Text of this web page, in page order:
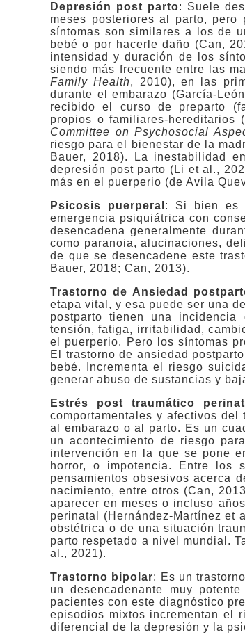
Depresión post parto: Suele
meses posteriores al parto,
síntomas son similares a los de
bebé o por hacerle daño (Can,
intensidad y duración de los
siendo más frecuente entre las
Family Health, 2010), en las
durante el embarazo (García-
recibido el curso de preparto
propios o familiares-
Committee on Psychosocial
riesgo para el bienestar de la
Bauer, 2018). La inestabilidad
depresión post parto (Li et al.,
más en el puerperio (de Avila
Psicosis puerperal : Si bien es
emergencia psiquiátrica con
desencadena generalmente
como paranoia, alucinaciones,
de que se desencadene este
Bauer, 2018; Can, 2013).
Trastorno de Ansiedad
etapa vital, y esa puede ser una
postparto tienen una incidencia
tensión, fatiga, irritabilidad,
el puerperio. Pero los síntomas
El trastorno de ansiedad
bebé. Incrementa el riesgo
generar abuso de sustancias y
Estrés post traumático
comportamentales y afectivos
al embarazo o al parto. Es un
un acontecimiento de riesgo
intervención en la que se pone
horror, o impotencia. Entre los
pensamientos obsesivos acerca
nacimiento, entre otros (Can,
aparecer en meses o incluso
perinatal (Hernández-Martínez et
obstétrica o de una situación
parto respetado a nivel mundial.
al., 2021).
Trastorno bipolar: Es un
un desencadenante muy
pacientes con este diagnóstico
episodios mixtos incrementan el
diferencial de la depresión y la